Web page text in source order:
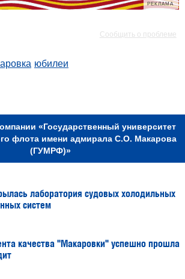
РЕКЛАМА
Сообщить о проблеме
юбилеи
«Государственный университет
флота имени адмирала С.О. Макарова
(ГУМРФ)»
лаборатория судовых холодильных
систем
качества "Макаровки" успешно прошла